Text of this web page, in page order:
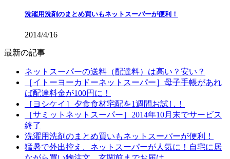
洗濯用洗剤のまとめ買いもネットスーパーが便利！
2014/4/16
最新の記事
ネットスーパーの送料（配達料）は高い？安い？
［イトーヨーカドーネットスーパー］母子手帳があれ
ば配達料金が100円に！
［ヨシケイ］夕食食材宅配を1週間お試し！
［サミットネットスーパー］2014年10月末でサービス
終了
洗濯用洗剤のまとめ買いもネットスーパーが便利！
猛暑で外出控え、ネットスーパーが人気に！自宅に居